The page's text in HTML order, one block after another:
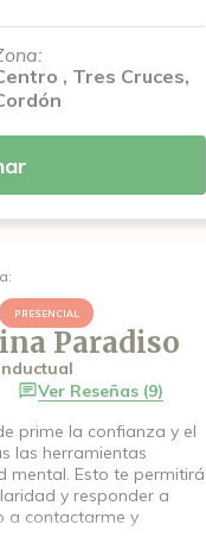
Iniciar un proceso
sumamente valiosa
de manera
de encuentro.Muchas
, Tres Cruces,
PRESENCIAL
Paradiso
Ver Reseñas (9)
prime la confianza y el
las herramientas
mental. Esto te permitirá
y responder a
a contactarme y